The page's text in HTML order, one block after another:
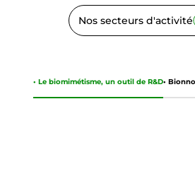
Nos secteurs d'activité
• Le biomimétisme, un outil de R&D•